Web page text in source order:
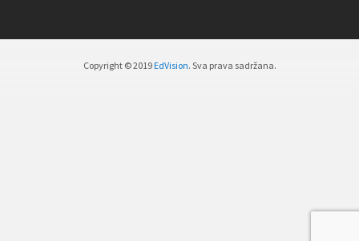
Copyright © 2019 EdVision. Sva prava sadržana.